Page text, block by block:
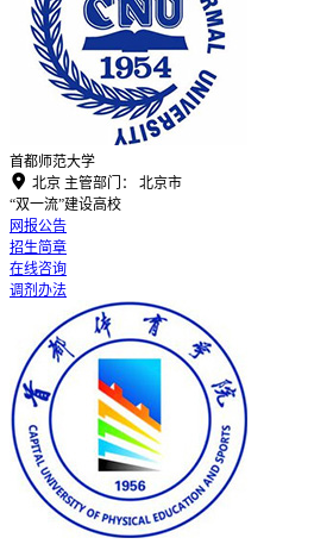
首都师范大学
 北京 主管部门：
北京市
“双一流”建设高校
网报公告
招生简章
在线咨询
调剂办法